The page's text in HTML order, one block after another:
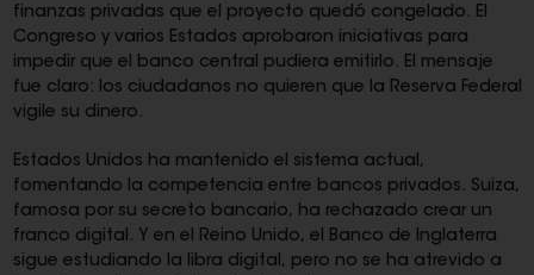
finanzas privadas que el proyecto quedó congelado. El
Congreso y varios Estados aprobaron iniciativas para
impedir que el banco central pudiera emitirlo. El mensaje
fue claro: los ciudadanos no quieren que la Reserva Federal
vigile su dinero.
Estados Unidos ha mantenido el sistema actual,
fomentando la competencia entre bancos privados. Suiza,
famosa por su secreto bancario, ha rechazado crear un
franco digital. Y en el Reino Unido, el Banco de Inglaterra
sigue estudiando la libra digital, pero no se ha atrevido a